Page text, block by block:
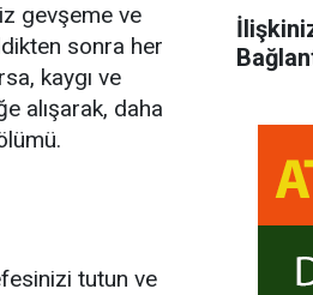
gevşeme ve
sonra her
kaygı ve
alışarak, daha
tutun ve